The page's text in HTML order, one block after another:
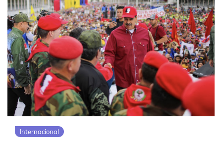
Internacional